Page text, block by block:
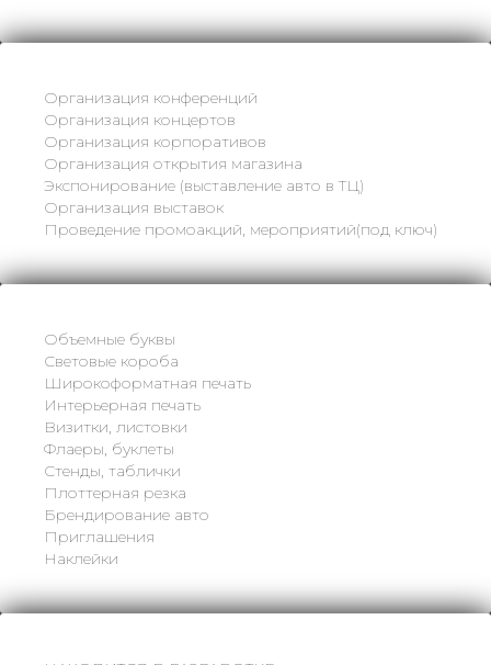
Организация конференций
Организация концертов
Организация корпоративов
Организация открытия магазина
Экспонирование (выставление авто в ТЦ)
Организация выставок
Проведение промоакций, мероприятий(под ключ)
Объемные буквы
Световые короба
Широкоформатная печать
Интерьерная печать
Визитки, листовки
Флаеры, буклеты
Стенды, таблички
Плоттерная резка
Брендирование авто
Приглашения
Наклейки